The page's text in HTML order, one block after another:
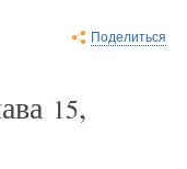
Поделиться
15,